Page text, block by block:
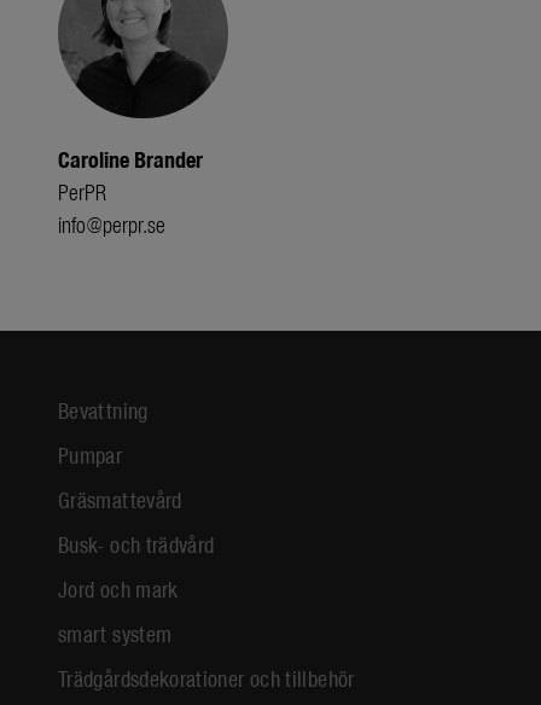
Caroline Brander
PerPR
info@perpr.se
Bevattning
Pumpar
Gräsmattevård
Busk- och trädvård
Jord och mark
smart system
Trädgårdsdekorationer och tillbehör